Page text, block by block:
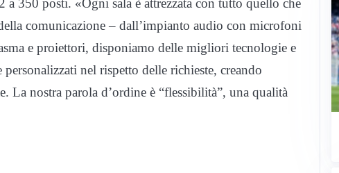
comunicazione – dall’impianto audio con microfoni
e proiettori, disponiamo delle migliori tecnologie e
nel rispetto delle richieste, creando
La nostra parola d’ordine è “flessibilità”, una qualità